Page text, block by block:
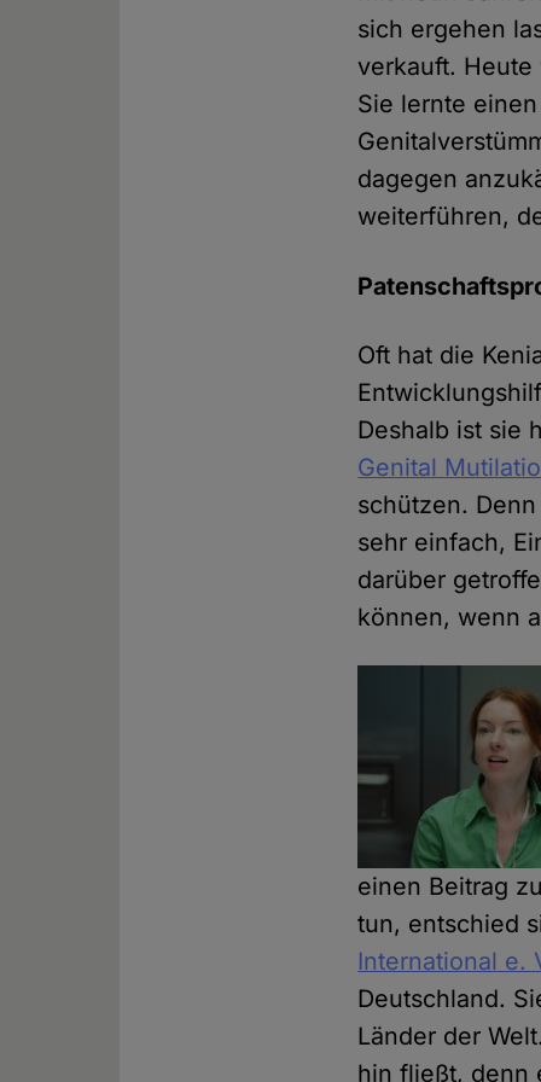
sich ergehen
verkauft.
Sie lernte
dagegen
weiterführen,
Oft hat die
Deshalb ist sie
Genital
schützen.
sehr einfach,
darüber
können, wenn
einen Beitrag
tun, entschied
International e.
Deutschland.
Länder der
hin fließt, denn